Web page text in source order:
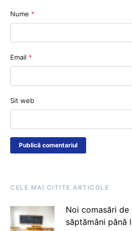
Nume *
Email *
Sit web
CELE MAI CITITE ARTICOLE
Noi comasări
săptămâni până